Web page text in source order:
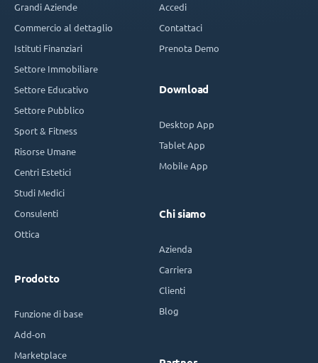
Grandi Aziende
Commercio al dettaglio
Istituti Finanziari
Settore Immobiliare
Settore Educativo
Settore Pubblico
Sport & Fitness
Risorse Umane
Centri Estetici
Studi Medici
Consulenti
Ottica
Prodotto
Funzione di base
Add-on
Marketplace
Accedi
Contattaci
Prenota Demo
Download
Desktop App
Tablet App
Mobile App
Chi siamo
Azienda
Carriera
Clienti
Blog